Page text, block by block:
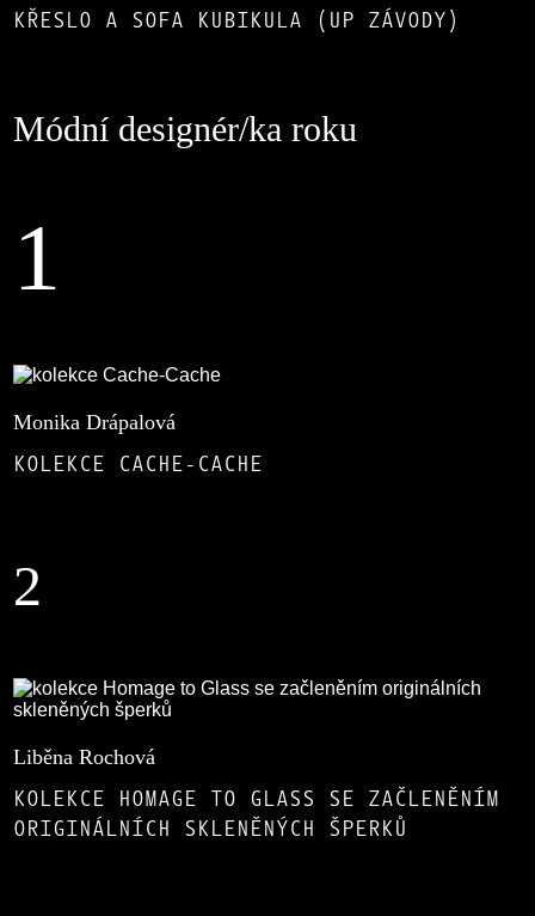
KŘESLO A SOFA KUBIKULA (UP ZÁVODY)
Módní designér/ka roku
1
Monika Drápalová
KOLEKCE CACHE-CACHE
2
Liběna Rochová
KOLEKCE HOMAGE TO GLASS SE ZAČLENĚNÍM
ORIGINÁLNÍCH SKLENĚNÝCH ŠPERKŮ